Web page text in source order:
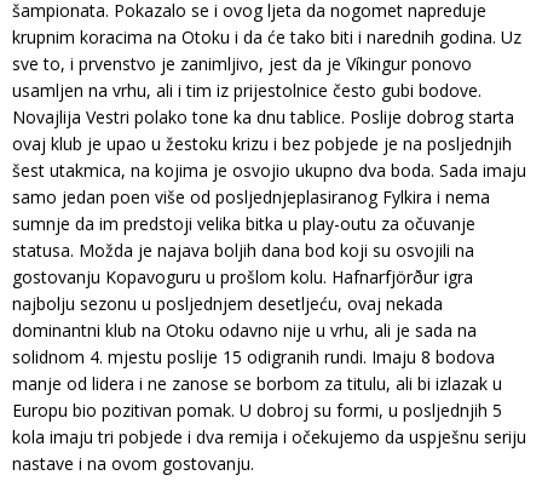
šampionata. Pokazalo se i ovog ljeta da nogomet napreduje
krupnim koracima na Otoku i da će tako biti i narednih godina. Uz
sve to, i prvenstvo je zanimljivo, jest da je Víkingur ponovo
usamljen na vrhu, ali i tim iz prijestolnice često gubi bodove.
Novajlija Vestri polako tone ka dnu tablice. Poslije dobrog starta
ovaj klub je upao u žestoku krizu i bez pobjede je na posljednjih
šest utakmica, na kojima je osvojio ukupno dva boda. Sada imaju
samo jedan poen više od posljednjeplasiranog Fylkira i nema
sumnje da im predstoji velika bitka u play-outu za očuvanje
statusa. Možda je najava boljih dana bod koji su osvojili na
gostovanju Kopavoguru u prošlom kolu. Hafnarfjörður igra
najbolju sezonu u posljednjem desetljeću, ovaj nekada
dominantni klub na Otoku odavno nije u vrhu, ali je sada na
solidnom 4. mjestu poslije 15 odigranih rundi. Imaju 8 bodova
manje od lidera i ne zanose se borbom za titulu, ali bi izlazak u
Europu bio pozitivan pomak. U dobroj su formi, u posljednjih 5
kola imaju tri pobjede i dva remija i očekujemo da uspješnu seriju
nastave i na ovom gostovanju.